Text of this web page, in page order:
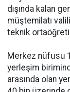
dışında kalan
müştemilatı
teknik
Merkez nüfusu
yerleşim
arasında olan